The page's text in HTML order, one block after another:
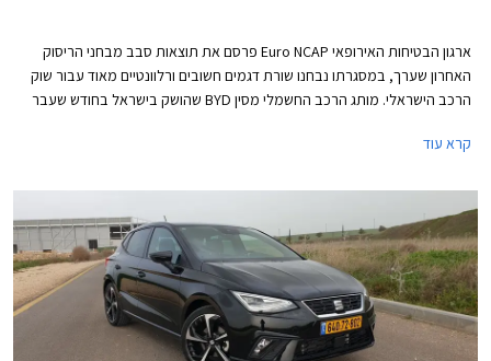
ארגון הבטיחות האירופאי Euro NCAP פרסם את תוצאות סבב מבחני הריסוק
האחרון שערך, במסגרתו נבחנו שורת דגמים חשובים ורלוונטיים מאוד עבור שוק
הרכב הישראלי. מותג הרכב החשמלי מסין BYD שהושק בישראל בחודש שעבר
קרא עוד